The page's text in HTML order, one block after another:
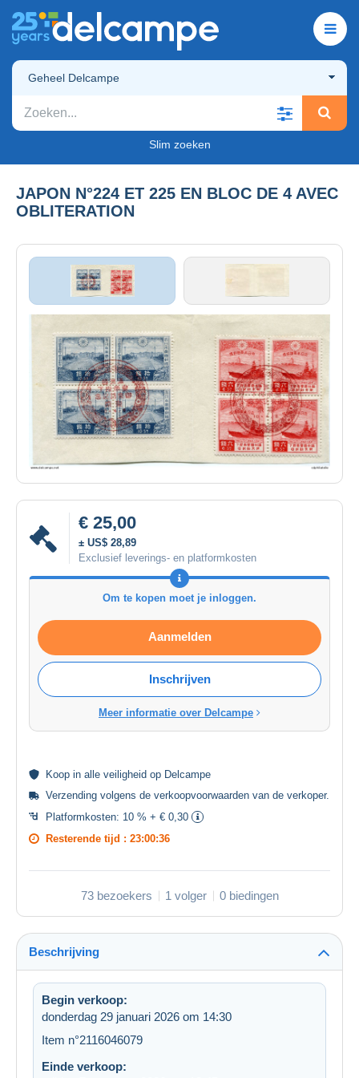
Geheel Delcampe
Slim zoeken
JAPON N°224 ET 225 EN BLOC DE 4 AVEC
OBLITERATION
€ 25,00
± US$ 28,89
Exclusief leverings- en platformkosten
Om te kopen moet je inloggen.
Aanmelden
Inschrijven
Meer informatie over Delcampe
Koop in alle veiligheid op Delcampe
Verzending volgens de verkoopvoorwaarden van de verkoper.
Platformkosten: 10 % + € 0,30
Resterende tijd : 23:00:36
73 bezoekers 1 volger 0 biedingen
Beschrijving
Begin verkoop:
donderdag 29 januari 2026 om 14:30
Item n°2116046079
Einde verkoop: